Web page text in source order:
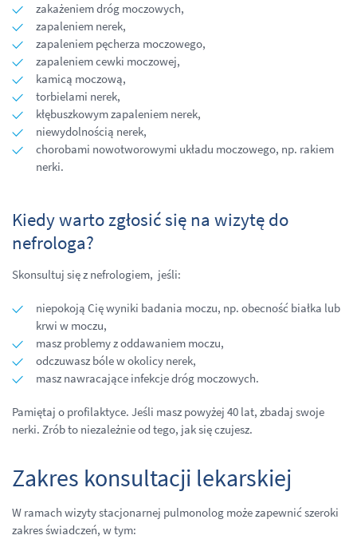
zakażeniem dróg moczowych,
zapaleniem nerek,
zapaleniem pęcherza moczowego,
zapaleniem cewki moczowej,
kamicą moczową,
torbielami nerek,
kłębuszkowym zapaleniem nerek,
niewydolnością nerek,
chorobami nowotworowymi układu moczowego, np. rakiem
nerki.
Kiedy warto zgłosić się na wizytę do
nefrologa?
Skonsultuj się z nefrologiem, jeśli:
niepokoją Cię wyniki badania moczu, np. obecność białka lub
krwi w moczu,
masz problemy z oddawaniem moczu,
odczuwasz bóle w okolicy nerek,
masz nawracające infekcje dróg moczowych.
Pamiętaj o profilaktyce. Jeśli masz powyżej 40 lat, zbadaj swoje
nerki. Zrób to niezależnie od tego, jak się czujesz.
Zakres konsultacji lekarskiej
W ramach wizyty stacjonarnej pulmonolog może zapewnić szeroki
zakres świadczeń, w tym: